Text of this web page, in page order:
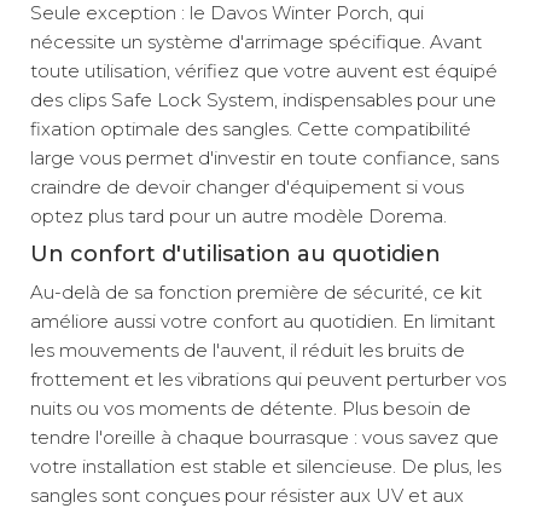
Seule exception : le Davos Winter Porch, qui
nécessite un système d'arrimage spécifique. Avant
toute utilisation, vérifiez que votre auvent est équipé
des clips Safe Lock System, indispensables pour une
fixation optimale des sangles. Cette compatibilité
large vous permet d'investir en toute confiance, sans
craindre de devoir changer d'équipement si vous
optez plus tard pour un autre modèle Dorema.
Un confort d'utilisation au quotidien
Au-delà de sa fonction première de sécurité, ce kit
améliore aussi votre confort au quotidien. En limitant
les mouvements de l'auvent, il réduit les bruits de
frottement et les vibrations qui peuvent perturber vos
nuits ou vos moments de détente. Plus besoin de
tendre l'oreille à chaque bourrasque : vous savez que
votre installation est stable et silencieuse. De plus, les
sangles sont conçues pour résister aux UV et aux